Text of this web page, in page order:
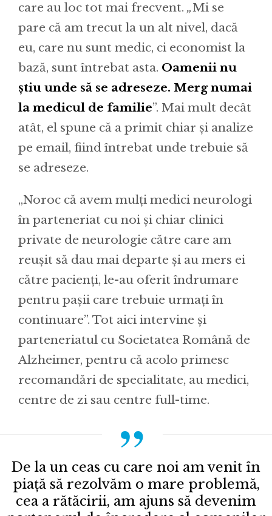
care au loc tot mai frecvent. „Mi se
pare că am trecut la un alt nivel, dacă
eu, care nu sunt medic, ci economist la
bază, sunt întrebat asta. Oamenii nu
știu unde să se adreseze. Merg numai
la medicul de familie”. Mai mult decât
atât, el spune că a primit chiar și analize
pe email, fiind întrebat unde trebuie să
se adreseze.
„Noroc că avem mulți medici neurologi
în parteneriat cu noi și chiar clinici
private de neurologie către care am
reușit să dau mai departe și au mers ei
către pacienți, le-au oferit îndrumare
pentru pașii care trebuie urmați în
continuare”. Tot aici intervine și
parteneriatul cu Societatea Română de
Alzheimer, pentru că acolo primesc
recomandări de specialitate, au medici,
centre de zi sau centre full-time.
De la un ceas cu care noi am venit în
piață să rezolvăm o mare problemă,
cea a rătăcirii, am ajuns să devenim